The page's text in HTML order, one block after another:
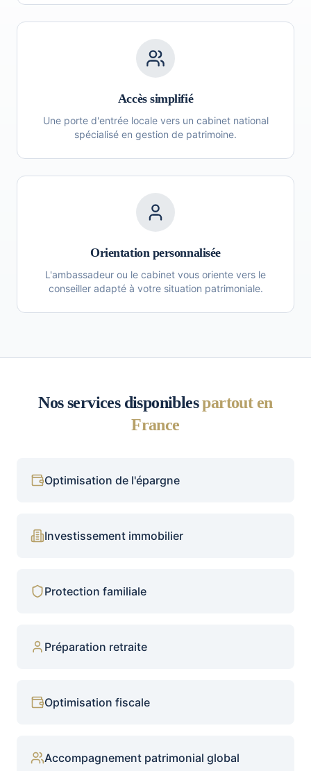
Accès simplifié
Une porte d'entrée locale vers un cabinet national
spécialisé en gestion de patrimoine.
Orientation personnalisée
L'ambassadeur ou le cabinet vous oriente vers le
conseiller adapté à votre situation patrimoniale.
Nos services disponiblespartout en
France
Optimisation de l'épargne
Investissement immobilier
Protection familiale
Préparation retraite
Optimisation fiscale
Accompagnement patrimonial global